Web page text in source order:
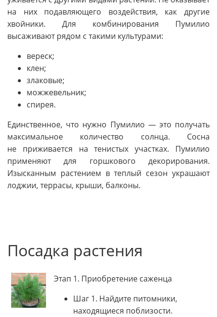
на них подавляющего воздействия, как другие
хвойники. Для комбинирования Пумилио
высаживают рядом с такими культурами:
вереск;
клен;
злаковые;
можжевельник;
спирея.
Единственное, что нужно Пумилио — это получать
максимальное количество солнца. Сосна
не приживается на тенистых участках. Пумилио
применяют для горшкового декорирования.
Изысканным растением в теплый сезон украшают
лоджии, террасы, крыши, балконы.
Посадка растения
Этап 1. Приобретение саженца
Шаг 1. Найдите питомники,
находящиеся поблизости.